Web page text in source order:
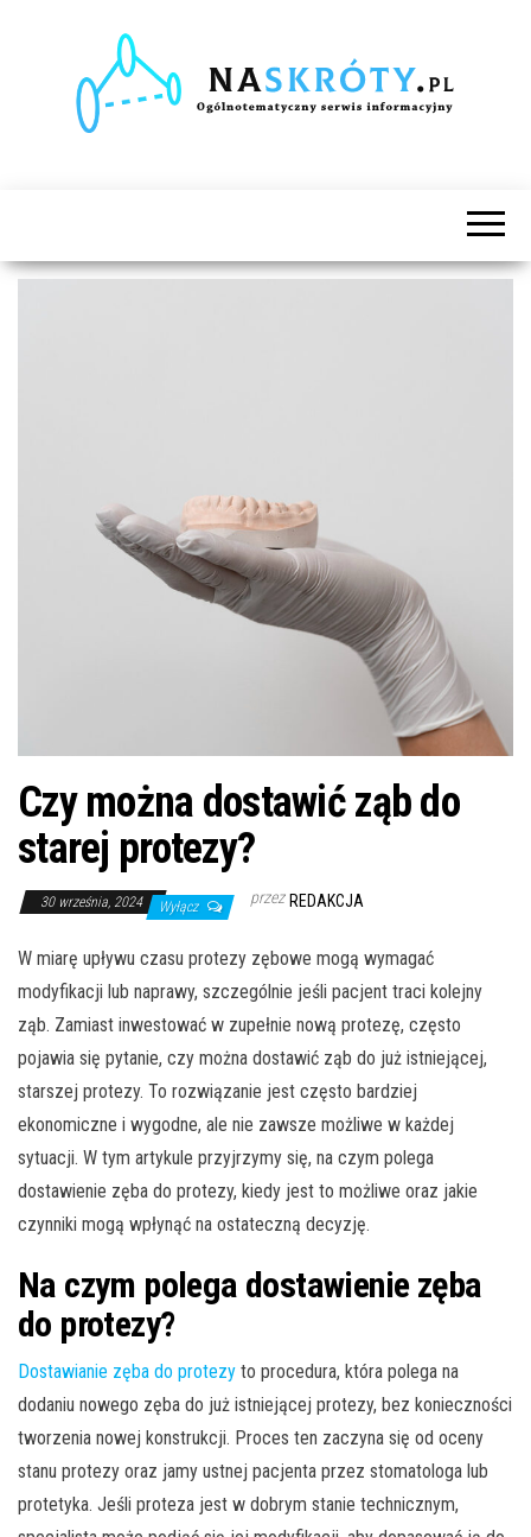
Czy można dostawić ząb do
starej protezy?
30 września, 2024 Wyłącz przez REDAKCJA
W miarę upływu czasu protezy zębowe mogą wymagać
modyfikacji lub naprawy, szczególnie jeśli pacjent traci kolejny
ząb. Zamiast inwestować w zupełnie nową protezę, często
pojawia się pytanie, czy można dostawić ząb do już istniejącej,
starszej protezy. To rozwiązanie jest często bardziej
ekonomiczne i wygodne, ale nie zawsze możliwe w każdej
sytuacji. W tym artykule przyjrzymy się, na czym polega
dostawienie zęba do protezy, kiedy jest to możliwe oraz jakie
czynniki mogą wpłynąć na ostateczną decyzję.
Na czym polega dostawienie zęba
do protezy?
Dostawianie zęba do protezy to procedura, która polega na
dodaniu nowego zęba do już istniejącej protezy, bez konieczności
tworzenia nowej konstrukcji. Proces ten zaczyna się od oceny
stanu protezy oraz jamy ustnej pacjenta przez stomatologa lub
protetyka. Jeśli proteza jest w dobrym stanie technicznym,